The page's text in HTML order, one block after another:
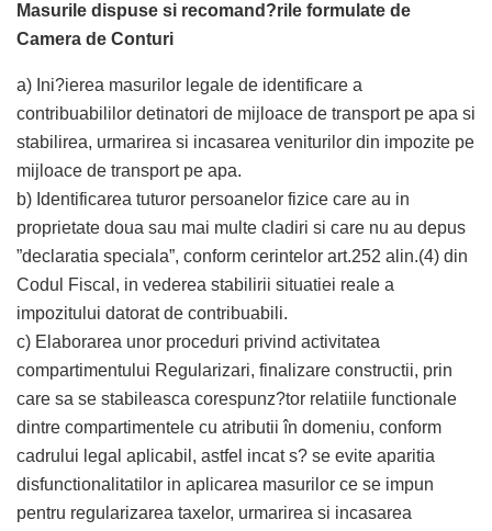
Masurile dispuse si recomand?rile formulate de
Camera de Conturi
a) Ini?ierea masurilor legale de identificare a
contribuabililor detinatori de mijloace de transport pe apa si
stabilirea, urmarirea si incasarea veniturilor din impozite pe
mijloace de transport pe apa.
b) Identificarea tuturor persoanelor fizice care au in
proprietate doua sau mai multe cladiri si care nu au depus
”declaratia speciala”, conform cerintelor art.252 alin.(4) din
Codul Fiscal, in vederea stabilirii situatiei reale a
impozitului datorat de contribuabili.
c) Elaborarea unor proceduri privind activitatea
compartimentului Regularizari, finalizare constructii, prin
care sa se stabileasca corespunz?tor relatiile functionale
dintre compartimentele cu atributii în domeniu, conform
cadrului legal aplicabil, astfel incat s? se evite aparitia
disfunctionalitatilor in aplicarea masurilor ce se impun
pentru regularizarea taxelor, urmarirea si incasarea